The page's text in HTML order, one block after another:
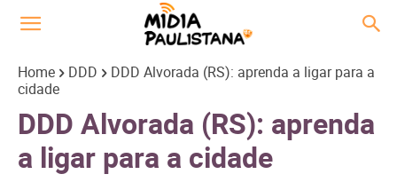
Home DDD
DDD Alvorada (RS): aprenda a ligar para a
cidade
DDD Alvorada (RS): aprenda
a ligar para a cidade